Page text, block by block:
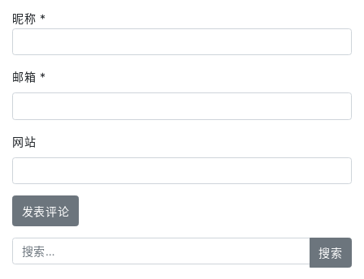
昵称 *
邮箱 *
网站